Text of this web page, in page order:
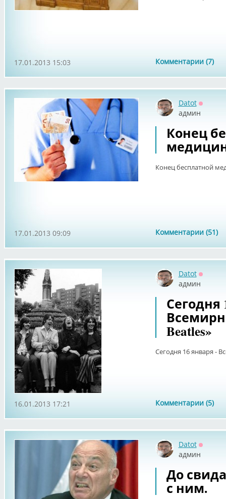
Комментарии (7)
17.01.2013 15:03
Datot
админ
Конец
Конец бесплатной
Комментарии (51)
17.01.2013 09:09
Datot
админ
Сегодня
Beatles»
Сегодня 16 января -
Комментарии (5)
16.01.2013 17:21
Datot
админ
До
с ним.